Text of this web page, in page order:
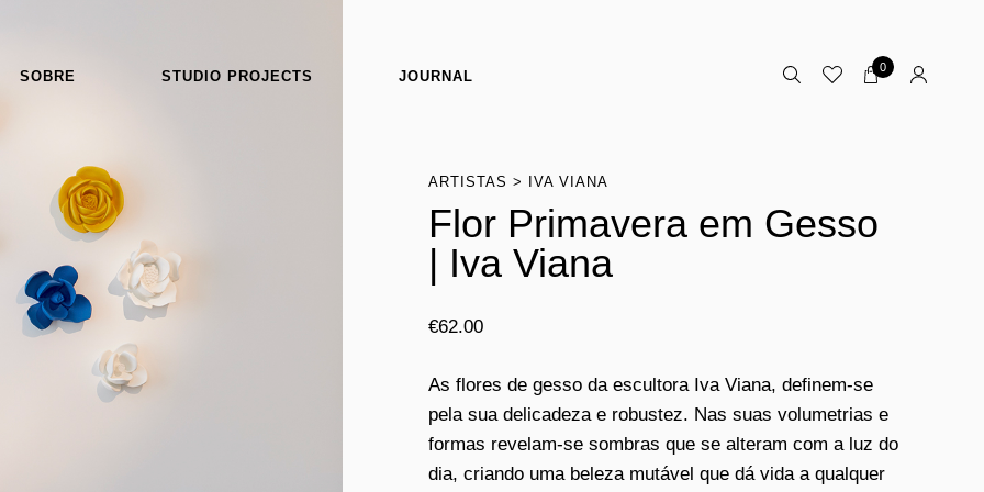
SOBRE STUDIO PROJECTS JOURNAL
0
ARTISTAS IVA VIANA
Flor Primavera em Gesso
| Iva Viana
€62.00
As flores de gesso da escultora Iva Viana, definem-se
pela sua delicadeza e robustez. Nas suas volumetrias e
formas revelam-se sombras que se alteram com a luz do
dia, criando uma beleza mutável que dá vida a qualquer